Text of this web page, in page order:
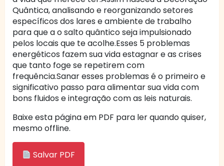
Quântica, analisando e reorganizando setores
específicos dos lares e ambiente de trabalho
para que a o salto quântico seja impulsionado
pelos locais que te acolhe.Esses 5 problemas
energéticos fazem sua vida estagnar e as crises
que tanto foge se repetirem com
frequência.Sanar esses problemas é o primeiro e
significativo passo para alimentar sua vida com
bons fluidos e integração com as leis naturais.
Baixe esta página em PDF para ler quando quiser,
mesmo offline.
Salvar PDF